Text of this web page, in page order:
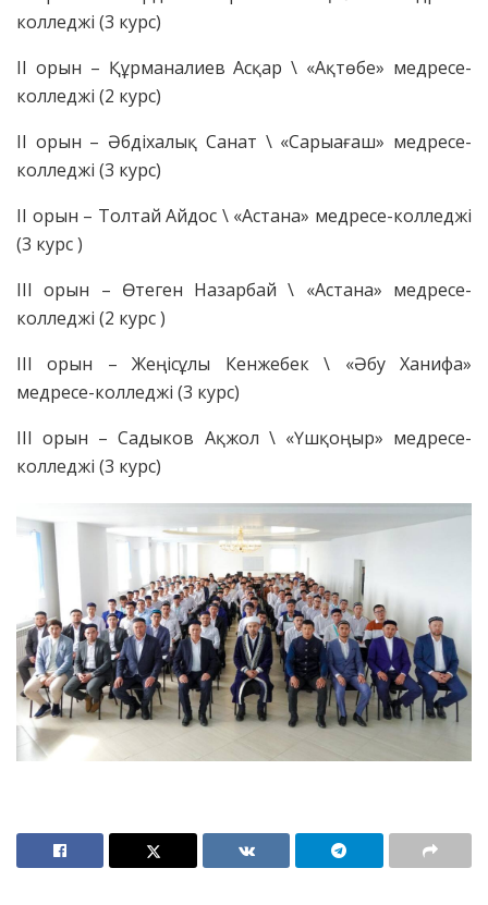
колледжі (3 курс)
ІІ орын – Құрманалиев Асқар \ «Ақтөбе» медресе-
колледжі (2 курс)
ІІ орын – Әбдіхалық Санат \ «Сарыағаш» медресе-
колледжі (3 курс)
ІІ орын – Толтай Айдос \ «Астана» медресе-колледжі
(3 курс )
ІІІ орын – Өтеген Назарбай \ «Астана» медресе-
колледжі (2 курс )
ІІІ орын – Жеңісұлы Кенжебек \ «Әбу Ханифа»
медресе-колледжі (3 курс)
ІІІ орын – Садыков Ақжол \ «Үшқоңыр» медресе-
колледжі (3 курс)